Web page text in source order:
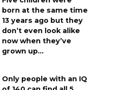
born at the same time
13 years ago but they
don’t even look alike
now when they’ve
grown up…
Only people with an IQ